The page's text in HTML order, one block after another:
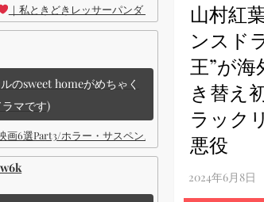
山村紅
ンスド
王”が海
き替え
ラック
悪役
｜私ときどきレッサーパンダ ｜Disney (ディズニープラ
のsweet homeがめちゃく
マです)
画6選Part3/ホラー・サスペンス・ノワール】韓国至